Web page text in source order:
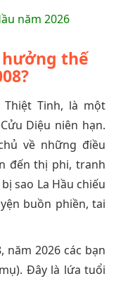
hưởng thế
Thiệt Tinh, là một
Diệu niên hạn.
về những điều
đến thị phi, tranh
sao La Hầu chiếu
buồn phiền, tai
năm 2026 các bạn
Đây là lứa tuổi